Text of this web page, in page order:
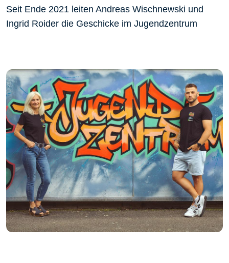
Seit Ende 2021 leiten Andreas Wischnewski und
Ingrid Roider die Geschicke im Jugendzentrum